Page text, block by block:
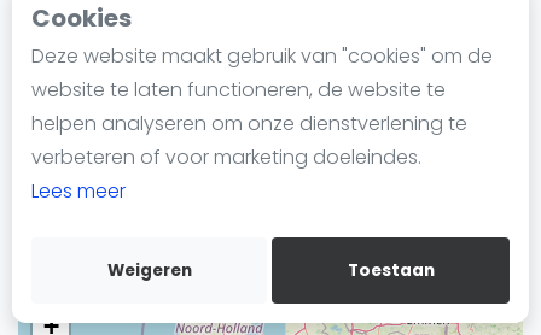
Cookies
Deze website maakt gebruik van "cookies" om de
website te laten functioneren, de website te
helpen analyseren om onze dienstverlening te
verbeteren of voor marketing doeleindes.
Lees meer
Weigeren Toestaan
Informatie
Over ons
Contact
Adverteren
Insights
WhatsApp
Join WhatsApp Community
Peakz Padel Eindhoven Vijfkamplaan |
Eindhoven
Vijfkamplaan 21
5624 EBEindhoven
Routebeschrijving
peakzpadel.nl
+